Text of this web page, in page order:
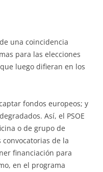
una coincidencia
para las elecciones
luego difieran en los
fondos europeos; y
Así, el PSOE
o de grupo de
de la
financiación para
en el programa